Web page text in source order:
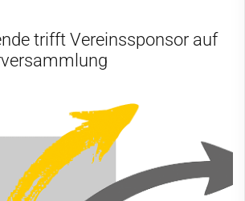
trifft Vereinssponsor auf